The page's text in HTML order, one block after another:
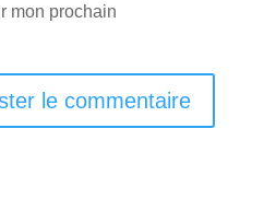
mon prochain